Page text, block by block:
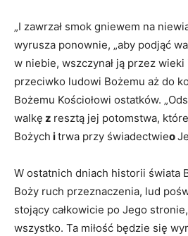
„I zawrzał smok gniewem na
wyrusza ponownie, „aby podjąć
w niebie, wszczynał ją przez wieki
przeciwko ludowi Bożemu aż do
Bożemu Kościołowi ostatków.
walkę z resztą jej potomstwa,
Bożych itrwa przy świadectwieo
W ostatnich dniach historii świata
Boży ruch przeznaczenia, lud
stojący całkowicie po Jego
wszystko. Ta miłość będzie się